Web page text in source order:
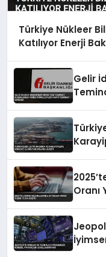
Türkiye Nükleer
Katılıyor Enerji
Gelir
Oranı